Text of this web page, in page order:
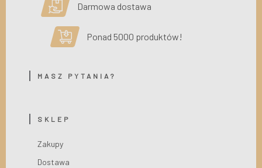
Darmowa dostawa
Ponad 5000 produktów!
MASZ PYTANIA?
SKLEP
Zakupy
Dostawa